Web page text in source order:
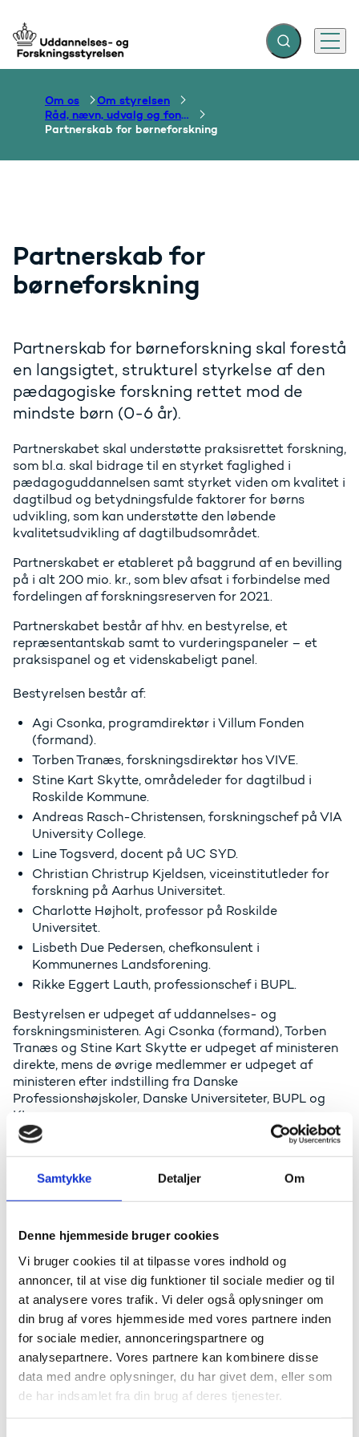
Samtykke Detaljer Om
Denne hjemmeside bruger cookies
Vi bruger cookies til at tilpasse vores indhold og
annoncer, til at vise dig funktioner til sociale medier og til
at analysere vores trafik. Vi deler også oplysninger om
din brug af vores hjemmeside med vores partnere inden
for sociale medier, annonceringspartnere og
analysepartnere. Vores partnere kan kombinere disse
data med andre oplysninger, du har givet dem, eller som
de har indsamlet fra din brug af deres tjenester.
Gå til forsiden Fold søgefelt ud
Menu
Om os
Om styrelsen
Råd, nævn, udvalg og fonde
Partnerskab for børneforskning
Partnerskab for
børneforskning
Partnerskab for børneforskning skal forestå
en langsigtet, strukturel styrkelse af den
pædagogiske forskning rettet mod de
mindste børn (0-6 år).
Partnerskabet skal understøtte praksisrettet forskning,
som bl.a. skal bidrage til en styrket faglighed i
pædagoguddannelsen samt styrket viden om kvalitet i
dagtilbud og betydningsfulde faktorer for børns
udvikling, som kan understøtte den løbende
kvalitetsudvikling af dagtilbudsområdet.
Partnerskabet er etableret på baggrund af en bevilling
på i alt 200 mio. kr., som blev afsat i forbindelse med
fordelingen af forskningsreserven for 2021.
Partnerskabet består af hhv. en bestyrelse, et
repræsentantskab samt to vurderingspaneler – et
praksispanel og et videnskabeligt panel.
Bestyrelsen består af:
Agi Csonka, programdirektør i Villum Fonden
(formand).
Torben Tranæs, forskningsdirektør hos VIVE.
Stine Kart Skytte, områdeleder for dagtilbud i
Roskilde Kommune.
Andreas Rasch-Christensen, forskningschef på VIA
University College.
Line Togsverd, docent på UC SYD.
Christian Christrup Kjeldsen, viceinstitutleder for
forskning på Aarhus Universitet.
Charlotte Højholt, professor på Roskilde
Universitet.
Lisbeth Due Pedersen, chefkonsulent i
Kommunernes Landsforening.
Rikke Eggert Lauth, professionschef i BUPL.
Bestyrelsen er udpeget af uddannelses- og
forskningsministeren. Agi Csonka (formand), Torben
Tranæs og Stine Kart Skytte er udpeget af ministeren
direkte, mens de øvrige medlemmer er udpeget af
ministeren efter indstilling fra Danske
Professionshøjskoler, Danske Universiteter, BUPL og
KL.
institutioner:
BUPL Lederforeningen
Dansk Magisterforening (DM)
Socialpædagogernes Landsforbund (SL)
Landsforeningen for Socialpædagoger (LFS)
Danmarks Evalueringsinstitut (EVA)
Forældrenes Landsorganisation (FOLA)
Dagsinstitutionernes Lands-Organisation (DLO)
Rådet for Børns Læring